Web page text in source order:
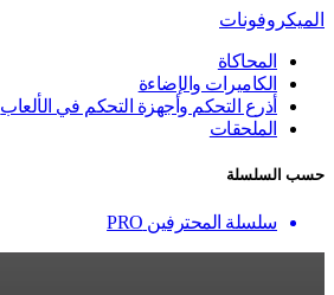
الميكروفونات
المحاكاة
الكاميرات والإضاءة
أذرع التحكم وأجهزة التحكم في الألعاب
الملحقات
حسب السلسلة
سلسلة المحترفين PRO